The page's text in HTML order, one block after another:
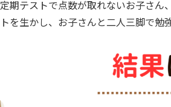
定期テストで点数が取れないお子さん
トを生かし、お子さんと二人三脚で勉